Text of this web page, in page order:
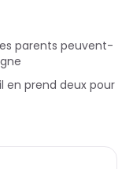
parents peuvent-
en prend deux pour